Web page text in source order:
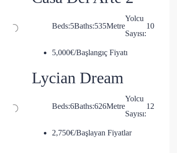
Beds:5Baths:535Metre
Yolcu
Sayısı:
10
5,000€/Başlangıç Fiyatı
Lycian Dream
Beds:6Baths:626Metre
Yolcu
Sayısı:
12
2,750€/Başlayan Fiyatlar